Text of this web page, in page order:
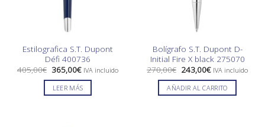
Estilografica S.T. Dupont
Défi 400736
405,00€ El
precio
original
era:
365,00€El
actual
es:
IVA incluido
LEER MÁS
Bolígrafo S.T. Dupont D-
Initial Fire X black 275070
270,00€ El
precio
original
era:
243,00€El
actual
es:
IVA incluido
AÑADIR AL CARRITO